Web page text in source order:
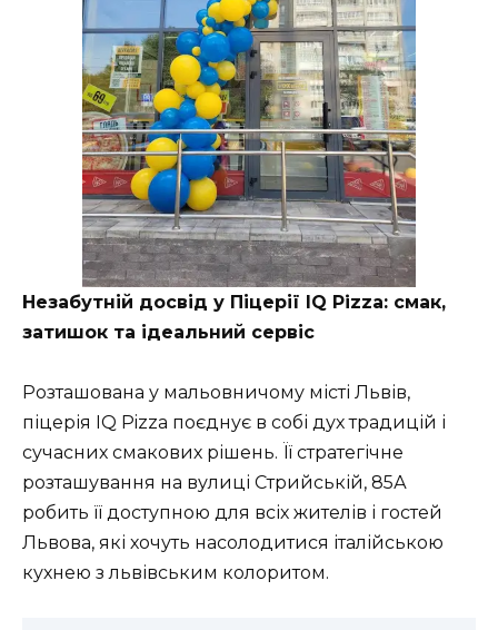
Незабутній досвід у Піцерії IQ Pizza: смак,
затишок та ідеальний сервіс
Розташована у мальовничому місті Львів,
піцерія IQ Pizza поєднує в собі дух традицій і
сучасних смакових рішень. Її стратегічне
розташування на вулиці Стрийській, 85А
робить її доступною для всіх жителів і гостей
Львова, які хочуть насолодитися італійською
кухнею з львівським колоритом.